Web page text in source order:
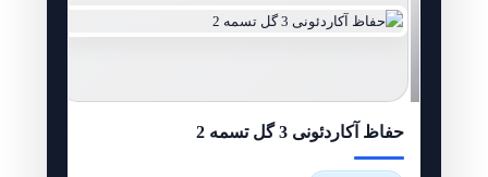
حفاظ آکاردئونی 3 گل تسمه 2